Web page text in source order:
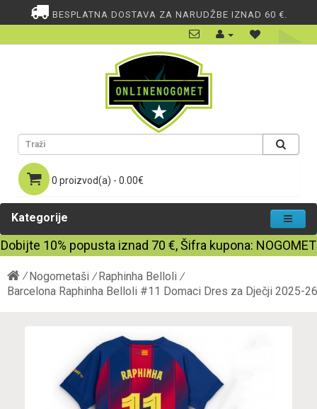
BESPLATNA DOSTAVA ZA NARUDŽBE IZNAD 60 €.
0 proizvod(a) - 0.00€
Kategorije
Dobijte 10% popusta iznad 70 €, Šifra kupona: NOGOMET
Nogometaši
Raphinha Belloli
Barcelona Raphinha Belloli #11 Domaci Dres za Dječji 2025-